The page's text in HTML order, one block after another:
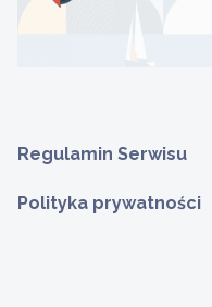
Regulamin Serwisu
Polityka prywatności